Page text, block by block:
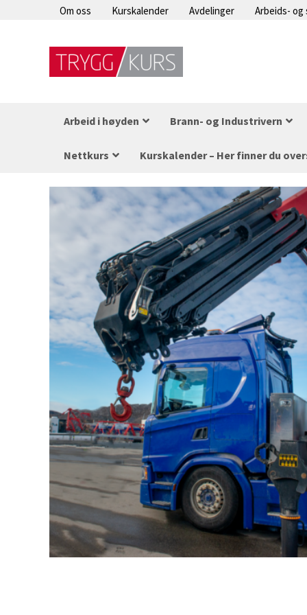
Om oss Kurskalender Avdelinger Arbeids-
Arbeid i høyden Brann- og Industrivern
Nettkurs Kurskalender – Her finner du